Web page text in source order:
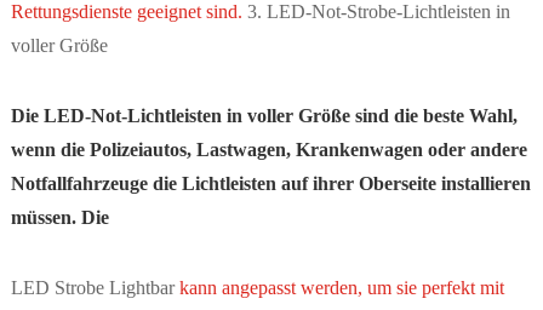
Rettungsdienste geeignet sind. 3. LED-Not-Strobe-Lichtleisten in
voller Größe
Die LED-Not-Lichtleisten in voller Größe sind die beste Wahl,
wenn die Polizeiautos, Lastwagen, Krankenwagen oder andere
Notfallfahrzeuge die Lichtleisten auf ihrer Oberseite installieren
müssen. Die
LED Strobe Lightbarkann angepasst werden, um sie perfekt mit